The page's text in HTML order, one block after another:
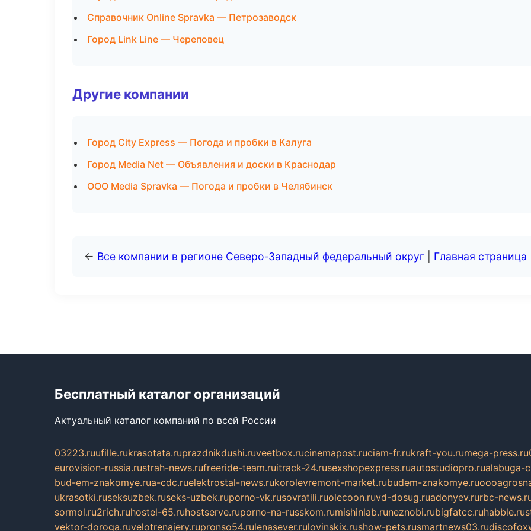
Справочник Online Spravka — Петрозаводск
Город Link Line — Череповец
Другие компании
Город City Express — Погода и пробки в Калуга
Город Media Net — Объявления и доски в Краснодар
ООО Media Spravka — Погода и пробки в Челябинск
← Все компании в регионе Северо-Западный федеральный округ Главная страница
Бесплатный каталог организаций
Актуальный каталог компаний по всей России
03223.ruufille.rukrasotata.ruprazdnikdushi.ruveetbox.rucinemapost.ruciam-fr.rukraft-you.rumega-press.ru
eurovision-russia.rustrah-news.rufreeride-team.ruitrack-24.rusexshopexpress.ruautostudiopro.rualabuga-
bud-em-znakomye.rua-cdc.ruelektrostal-news.rukorolevremont-market.rubudem-znakomye.ru
ukrasotki.ruseksuzbek.ruseks-uzbek.ruporno-vk.rusovratili.ruolecoon.ruvd-dosug.ruadonyev.rurbc-
sormol.ru2rich.ruhostel-65.ruhostserve.ruporno-na-russkom.rumishinlab.runeznobi.rubigfatcc.ruhabble.ru
vektor-doroga.ruvelotrenajery.rupronso54.rulenasever.rulovinskix.rushow-pets.rusmartnews03.ru